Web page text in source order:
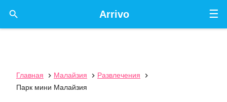
☰
Arrivo

Главная  Малайзия  Развлечения

Парк мини Малайзия